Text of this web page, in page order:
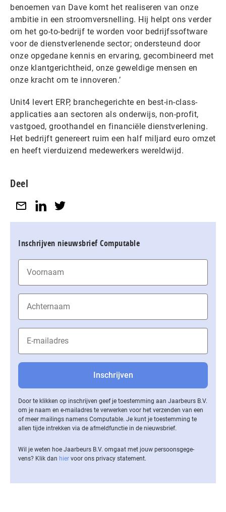
benoemen van Dave komt het realiseren van onze
ambitie in een stroomversnelling. Hij helpt ons verder
om het go-to-bedrijf te worden voor bedrijfssoftware
voor de dienstverlenende sector; ondersteund door
onze opgedane kennis en ervaring, gecombineerd met
onze klantgerichtheid, onze geweldige mensen en
onze kracht om te innoveren.’
Unit4 levert ERP, branchegerichte en best-in-class-
applicaties aan sectoren als onderwijs, non-profit,
vastgoed, groothandel en financiële dienstverlening.
Het bedrijft genereert ruim een half miljard euro omzet
en heeft vierduizend medewerkers wereldwijd.
Deel
Inschrijven nieuwsbrief Computable
Door te klikken op inschrijven geef je toestemming aan Jaarbeurs B.V.
om je naam en e-mailadres te verwerken voor het verzenden van een
of meer mailings namens Computable. Je kunt je toestemming te
allen tijde intrekken via de af­meld­func­tie in de nieuwsbrief.
Wil je weten hoe Jaarbeurs B.V. omgaat met jouw per­soons­ge­ge­
vens? Klik dan hier voor ons privacy statement.